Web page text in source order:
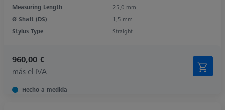
Measuring Length
25,0 mm
Ø Shaft (DS)
1,5 mm
Stylus Type
Straight
960,00 €
más el IVA
Hecho a medida